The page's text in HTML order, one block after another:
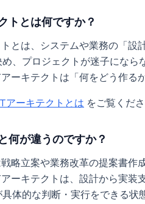
トとは何ですか？
とは、システムや業務の「設
、プロジェクトが迷子になら
ーキテクトは「何をどう作る
アーキテクトとは をご覧くださ
何が違うのですか？
略立案や業務改革の提案書作
ーキテクトは、設計から実装
具体的な判断・実行をできる状